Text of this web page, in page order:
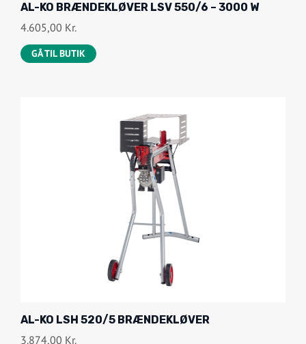
AL-KO BRÆNDEKLØVER LSV 550/6 – 3000 W
4.605,00 Kr.
GÅ TIL BUTIK
AL-KO LSH 520/5 BRÆNDEKLØVER
3.874,00 Kr.